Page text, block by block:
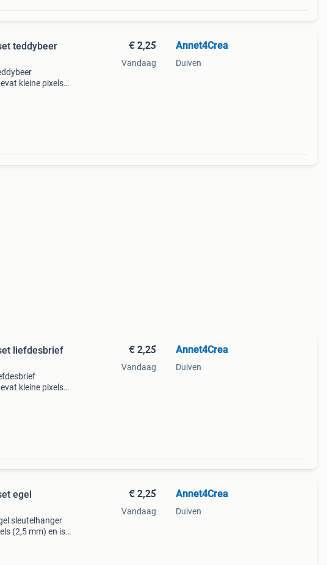
teddybeer
kleine pixels
€ 2,25
Vandaag
Annet4Crea
Duiven
liefdesbrief
kleine pixels
€ 2,25
Vandaag
Annet4Crea
Duiven
egel
sleutelhanger
(2,5 mm) en is
€ 2,25
Vandaag
Annet4Crea
Duiven